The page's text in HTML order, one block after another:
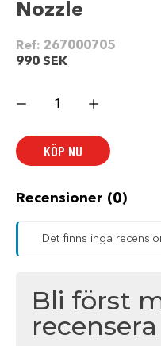
Nozzle
Ref: 267000705
990 SEK
mängd
KÖP NU
Recensioner (0)
Det finns inga
Bli först
recensera